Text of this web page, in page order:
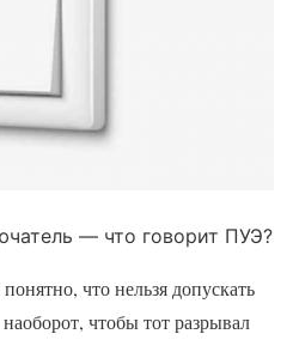
— что говорит ПУЭ?
что нельзя допускать
чтобы тот разрывал